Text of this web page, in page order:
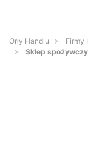
Orły Handlu
Firmy
Sklep spożywczy